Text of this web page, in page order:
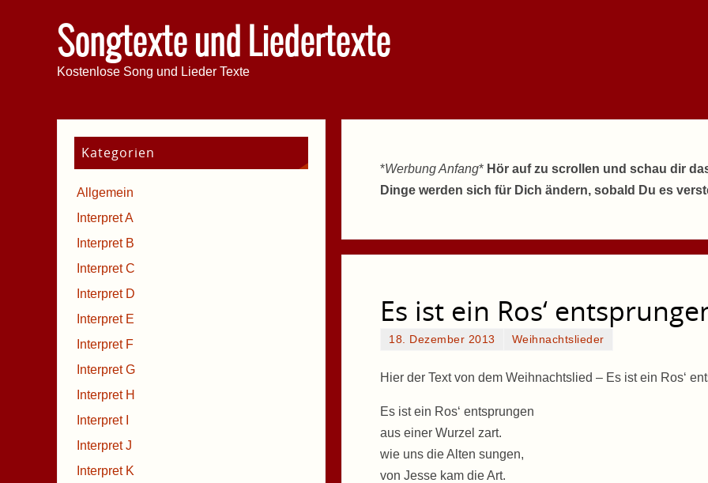
Songtexte und Liedertexte
Kostenlose Song und Lieder Texte
*Werbung Anfang* Hör auf zu scrollen und schau dir
Dinge werden sich für Dich ändern, sobald Du es
Es ist ein Ros‘
18. Dezember 2013 Weihnachtslieder
Hier der Text von dem Weihnachtslied – Es ist ein Ros‘
Es ist ein Ros‘ entsprungen
aus einer Wurzel zart.
wie uns die Alten sungen,
von Jesse kam die Art.
Kategorien
Allgemein
Interpret A
Interpret B
Interpret C
Interpret D
Interpret E
Interpret F
Interpret G
Interpret H
Interpret I
Interpret J
Interpret K